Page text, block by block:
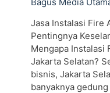
Jasa Instalasi Fire
Pentingnya
Mengapa Instalasi
Jakarta Selatan?
bisnis, Jakarta
banyaknya